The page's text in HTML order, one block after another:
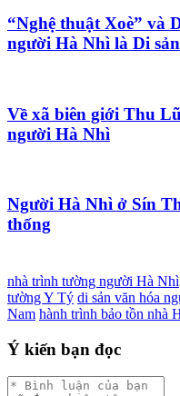
“Nghệ thuật Xoè” và
người Hà Nhì là Di
Về xã biên giới Thu
người Hà Nhì
Người Hà Nhì ở Sín
thống
nhà trình tường người Hà Nhì
tường Y Tý di sản văn hóa
Nam hành trình bảo tồn nhà
Ý kiến bạn đọc